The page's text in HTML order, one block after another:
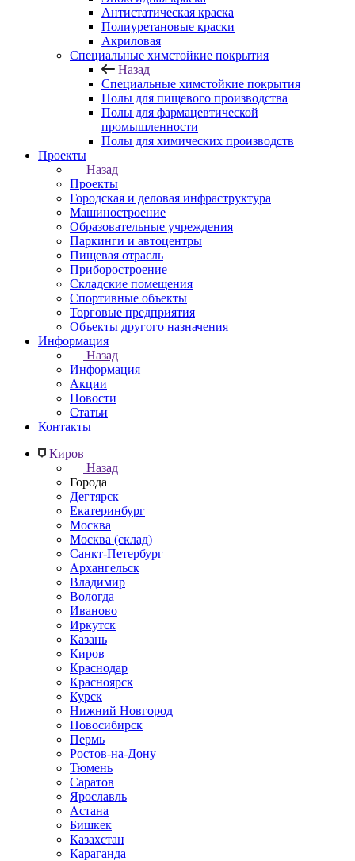
Антистатическая краска
Полиуретановые краски
Акриловая
Специальные химстойкие покрытия
Назад
Специальные химстойкие покрытия
Полы для пищевого производства
Полы для фармацевтической
промышленности
Полы для химических производств
Проекты
Назад
Проекты
Городская и деловая инфраструктура
Машиностроение
Образовательные учреждения
Паркинги и автоцентры
Пищевая отрасль
Приборостроение
Складские помещения
Спортивные объекты
Торговые предприятия
Объекты другого назначения
Информация
Назад
Информация
Акции
Новости
Статьи
Контакты
Киров
Назад
Города
Дегтярск
Екатеринбург
Москва
Москва (склад)
Санкт-Петербург
Архангельск
Владимир
Вологда
Иваново
Иркутск
Казань
Киров
Краснодар
Красноярск
Курск
Нижний Новгород
Новосибирск
Пермь
Ростов-на-Дону
Тюмень
Саратов
Ярославль
Астана
Бишкек
Казахстан
Караганда